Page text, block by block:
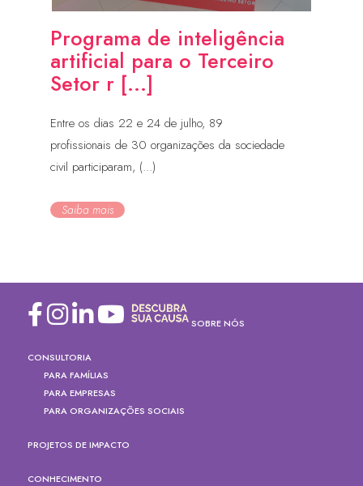
Programa de inteligência
artificial para o Terceiro
Setor r [...]
Entre os dias 22 e 24 de julho, 89
profissionais de 30 organizações da sociedade
civil participaram, (...)
Saiba mais
SOBRE NÓS
CONSULTORIA
PARA FAMÍLIAS
PARA EMPRESAS
PARA ORGANIZAÇÕES SOCIAIS
PROJETOS DE IMPACTO
CONHECIMENTO